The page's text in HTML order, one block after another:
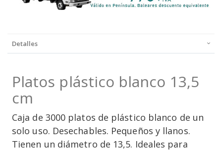
Detalles
Platos plástico blanco 13,5
cm
Caja de 3000 platos de plástico blanco de un
solo uso. Desechables. Pequeños y llanos.
Tienen un diámetro de 13,5. Ideales para